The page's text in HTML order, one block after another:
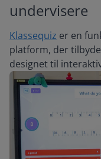
undervisere
Klassequiz er en
platform, der
designet til